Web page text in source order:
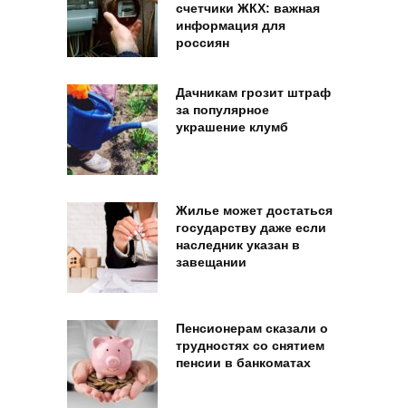
счетчики ЖКХ: важная
информация для
россиян
Дачникам грозит штраф
за популярное
украшение клумб
Жилье может достаться
государству даже если
наследник указан в
завещании
Пенсионерам сказали о
трудностях со снятием
пенсии в банкоматах